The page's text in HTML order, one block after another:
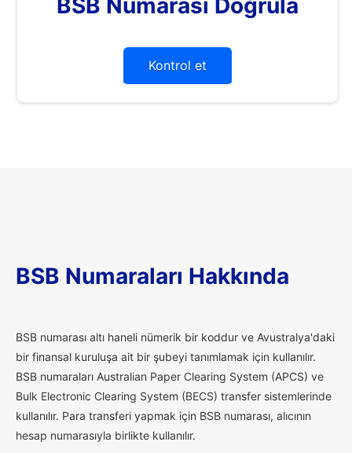
Kontrol et
BSB Numaraları Hakkında
BSB numarası altı haneli nümerik bir koddur ve Avustralya'daki
bir finansal kuruluşa ait bir şubeyi tanımlamak için kullanılır.
BSB numaraları Australian Paper Clearing System (APCS) ve
Bulk Electronic Clearing System (BECS) transfer sistemlerinde
kullanılır. Para transferi yapmak için BSB numarası, alıcının
hesap numarasıyla birlikte kullanılır.